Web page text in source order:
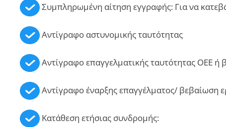
Συμπληρωμένη αίτηση εγγραφής: Για να
Αντίγραφο αστυνομικής ταυτότητας
Αντίγραφο επαγγελματικής ταυτότητας ΟΕΕ
Αντίγραφο έναρξης επαγγέλματος/ βεβαίωση
Κατάθεση ετήσιας συνδρομής: